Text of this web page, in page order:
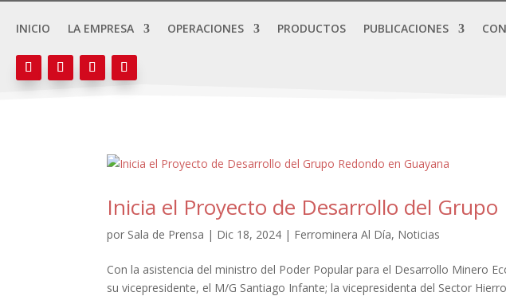
INICIO LA EMPRESA OPERACIONES PRODUCTOS PUBLICACIONES
Inicia el Proyecto de Desarrollo del
por Sala de Prensa | Dic 18, 2024 | Ferrominera Al Día, Noticias
Con la asistencia del ministro del Poder Popular para el Desarrollo Minero
su vicepresidente, el M/G Santiago Infante; la vicepresidenta del Sector